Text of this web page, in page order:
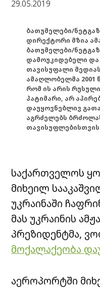
29.05.2019
ბათუმელები/
დირექტორი მზია
ბათუმელები/
დამოუკიდებელი და
თავისუფალი
ამაღლობელმა 2001
რომ ის არის
პატიმარი, არ
დაუყოვნებლივ
აგრძელებს
საქართველოს
მიხეილ
უკრაინაში
მას უკრაინის
პრეზიდენტმა,
მოქალაქეობა
აეროპორტში